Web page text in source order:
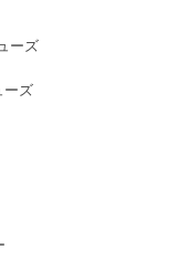
ーズ
ーズ